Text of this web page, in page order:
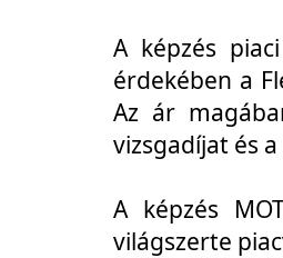
A képzés
érdekében a
Az ár
vizsgadíjat és
A képzés
világszerte